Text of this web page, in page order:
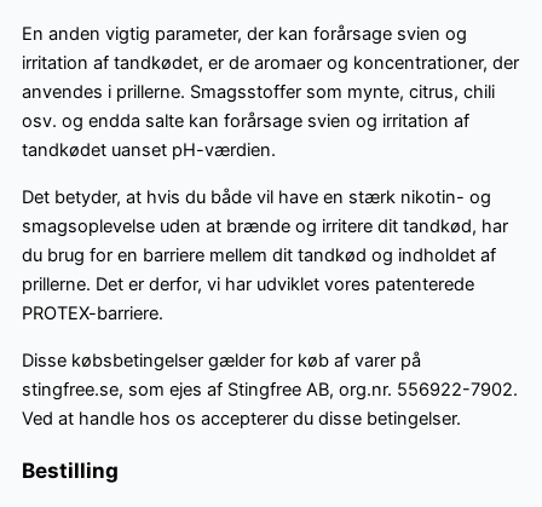
En anden vigtig parameter, der kan forårsage svien og
irritation af tandkødet, er de aromaer og koncentrationer, der
anvendes i prillerne. Smagsstoffer som mynte, citrus, chili
osv. og endda salte kan forårsage svien og irritation af
tandkødet uanset pH-værdien.
Det betyder, at hvis du både vil have en stærk nikotin- og
smagsoplevelse uden at brænde og irritere dit tandkød, har
du brug for en barriere mellem dit tandkød og indholdet af
prillerne. Det er derfor, vi har udviklet vores patenterede
PROTEX-barriere.
Disse købsbetingelser gælder for køb af varer på
stingfree.se, som ejes af Stingfree AB, org.nr. 556922-7902.
Ved at handle hos os accepterer du disse betingelser.
Bestilling